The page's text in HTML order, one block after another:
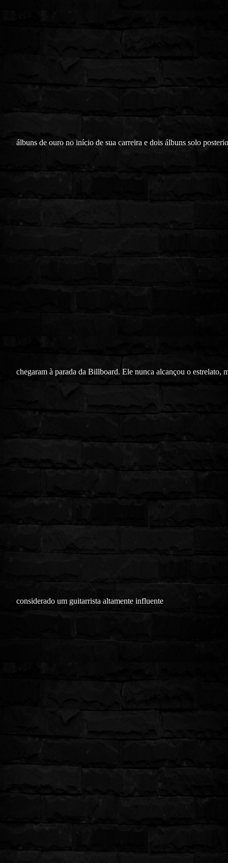
álbuns de ouro no início de sua carreira e dois álbuns solo
chegaram à parada da Billboard. Ele nunca alcançou o estrelato,
considerado um guitarrista altamente influente